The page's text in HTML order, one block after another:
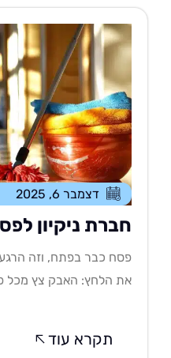
דצמבר 6, 2025
ניקיון לפסח –
כבר בפתח, וזה הרגע שבו
הלחץ: האבק צץ מכל פינה,....
תקרא עוד